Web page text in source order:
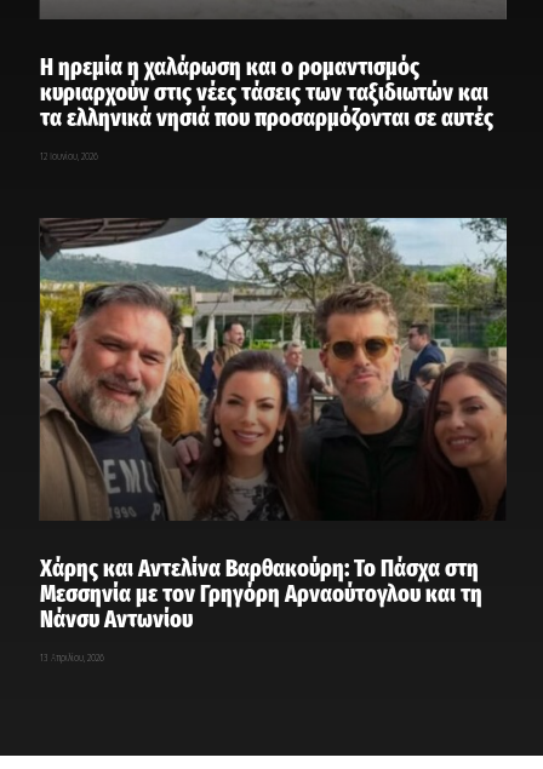
Η ηρεμία η χαλάρωση και ο ρομαντισμός
κυριαρχούν στις νέες τάσεις των ταξιδιωτών και
τα ελληνικά νησιά που προσαρμόζονται σε αυτές
12 Ιουνίου, 2026
Χάρης και Αντελίνα Βαρθακούρη: Το Πάσχα στη
Μεσσηνία με τον Γρηγόρη Αρναούτογλου και τη
Νάνσυ Αντωνίου
13 Απριλίου, 2026